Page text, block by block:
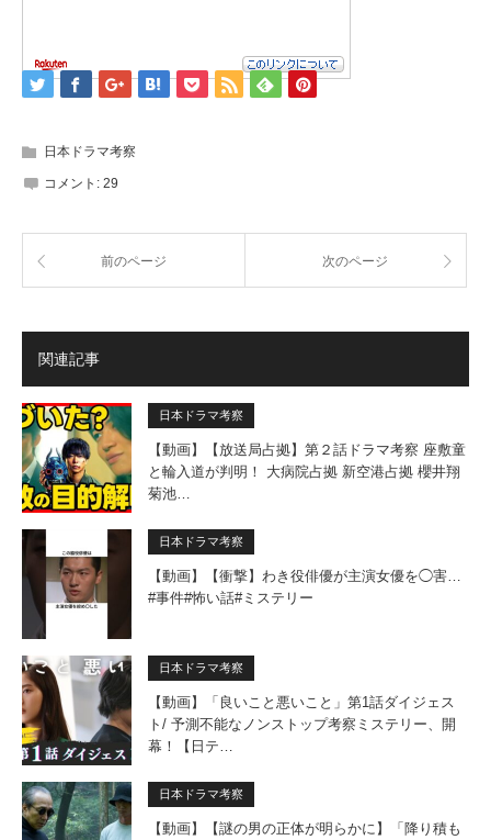
日本ドラマ考察
コメント: 29
前のページ 次のページ
関連記事
日本ドラマ考察
【動画】【放送局占拠】第２話ドラマ考察 座敷童
と輪入道が判明！ 大病院占拠 新空港占拠 櫻井翔
菊池…
日本ドラマ考察
【動画】【衝撃】わき役俳優が主演女優を◯害…
#事件#怖い話#ミステリー
日本ドラマ考察
【動画】「良いこと悪いこと」第1話ダイジェス
ト/ 予測不能なノンストップ考察ミステリー、開
幕！【日テ…
日本ドラマ考察
【動画】【謎の男の正体が明らかに】「降り積も